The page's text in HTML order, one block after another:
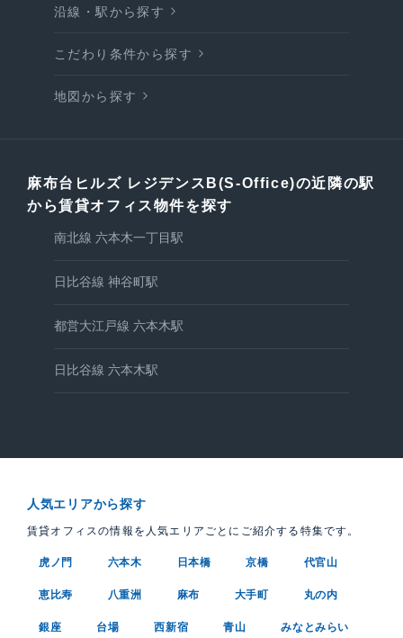
沿線・駅から探す
こだわり条件から探す
地図から探す
麻布台ヒルズ レジデンスB(S-Office)の近隣の駅
から賃貸オフィス物件を探す
南北線 六本木一丁目駅
日比谷線 神谷町駅
都営大江戸線 六本木駅
日比谷線 六本木駅
人気エリアから探す
賃貸オフィスの情報を人気エリアごとにご紹介する特集です。
虎ノ門 六本木 日本橋 京橋 代官山
恵比寿 八重洲 麻布 大手町 丸の内
銀座 台場 西新宿 青山 みなとみらい